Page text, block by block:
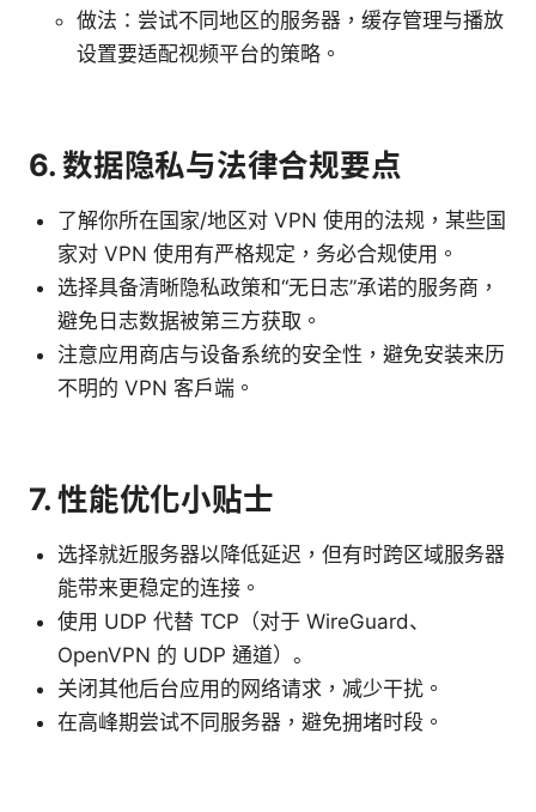
做法：尝试不同地区的服务器，缓存管理与播放
设置要适配视频平台的策略。
6. 数据隐私与法律合规要点
了解你所在国家/地区对 VPN 使用的法规，某些国
家对 VPN 使用有严格规定，务必合规使用。
选择具备清晰隐私政策和“无日志”承诺的服务商，
避免日志数据被第三方获取。
注意应用商店与设备系统的安全性，避免安装来历
不明的 VPN 客户端。
7. 性能优化小贴士
选择就近服务器以降低延迟，但有时跨区域服务器
能带来更稳定的连接。
使用 UDP 代替 TCP（对于 WireGuard、
OpenVPN 的 UDP 通道）。
关闭其他后台应用的网络请求，减少干扰。
在高峰期尝试不同服务器，避免拥堵时段。